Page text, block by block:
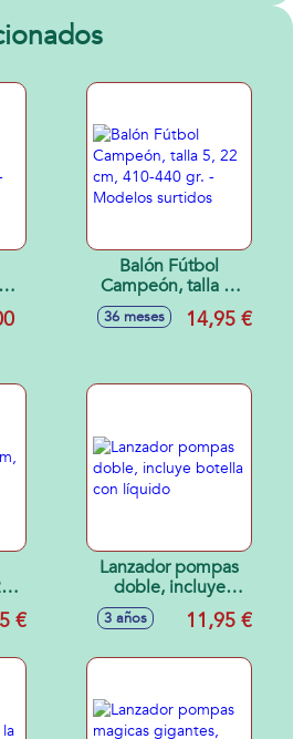
-
Balón Fútbol
Campeón, talla 5,
22 cm, 410-440 gr.
- Modelos surtidos
36 meses 14,95 €
- €
Lanzador pompas
doble, incluye
botella con líquido
3 años 11,95 €